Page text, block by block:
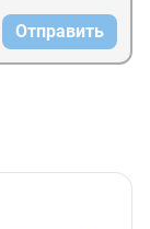
Отправить